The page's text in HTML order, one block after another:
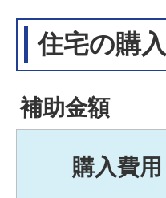
住宅の購入
補助金額
購入費用